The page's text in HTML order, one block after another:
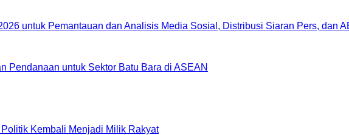
untuk Pemantauan dan Analisis Media Sosial, Distribusi Siaran Pers, dan
Pendanaan untuk Sektor Batu Bara di ASEAN
Kembali Menjadi Milik Rakyat